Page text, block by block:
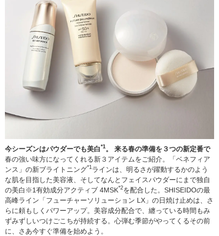
今シーズンはパウダーでも美白*1。 来る春の準備を３つの新定番で
春の強い味方になってくれる新３アイテムをご紹介。「ベネフィア
ンス」の新ブライトニング*1 ラインは、明るさが躍動するかのよう
な肌を目指した美容液、そしてなんとフェイスパウダーにまで独自
の美白※1有効成分アクティブ 4MSK*2を配合した。SHISEIDOの最
高峰ライン「フューチャーソリューション LX」の日焼け止めは、さ
らに頼もしくパワーアップ。美容成分配合で、纏っている時間もみ
ずみずしいつけごこちが持続する。心弾む季節がやってくるその前
に、さあ今すぐ準備を始めよう。